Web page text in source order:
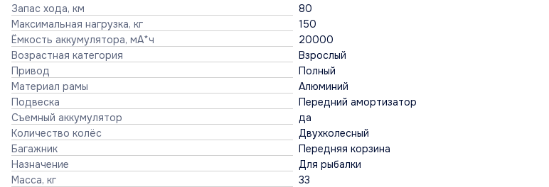
Запас хода, км
80
Максимальная нагрузка, кг
150
Ёмкость аккумулятора, мА*ч
20000
Возрастная категория
Взрослый
Привод
Полный
Материал рамы
Алюминий
Подвеска
Передний амортизатор
Съемный аккумулятор
да
Количество колёс
Двухколесный
Багажник
Передняя корзина
Назначение
Для рыбалки
Масса, кг
33